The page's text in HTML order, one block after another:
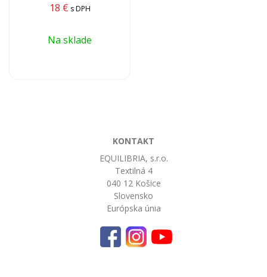
18 € s DPH
Na sklade
KONTAKT
EQUILIBRIA, s.r.o.
Textilná 4
040 12 Košice
Slovensko
Európska únia